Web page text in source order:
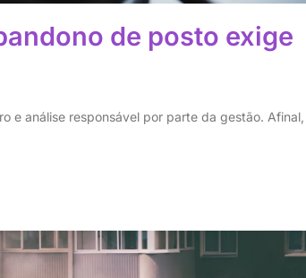
de posto exige
e análise responsável por parte da gestão. Afinal,